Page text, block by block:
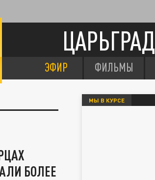
ЦАРЬГРАД
ЭФИР ФИЛЬМЫ
БОЛЕЕ
МЫ В КУРСЕ